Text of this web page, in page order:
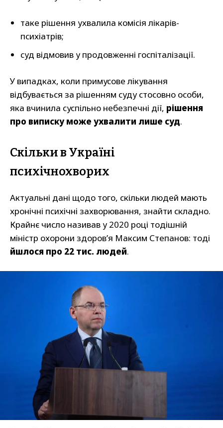
таке рішення ухвалила комісія лікарів-
психіатрів;
суд відмовив у продовженні госпіталізації.
У випадках, коли примусове лікування
відбувається за рішенням суду стосовно особи,
яка вчинила суспільно небезпечні дії, рішення
про виписку може ухвалити лише суд.
Скільки в Україні
психічнохворих
Актуальні дані щодо того, скільки людей мають
хронічні психічні захворювання, знайти складно.
Крайнє число називав у 2020 році тодішній
міністр охорони здоров’я Максим Степанов: тоді
йшлося про 22 тис. людей.